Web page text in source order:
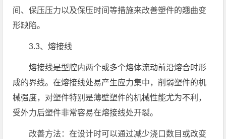
间、保压压力以及保压时间等措施来改善塑件的翘曲变
形缺陷。
3.3、熔接线
熔接线是型腔内两个或多个熔体流动前沿熔合时形
成的界线。在熔接线处易产生应力集中，削弱塑件的机
械强度，对塑件特别是薄壁塑件的机械性能尤为不利，
受外力后塑件非常容易在熔接线处开裂。
改善方法：在设计时可以通过减少浇口数目或改变